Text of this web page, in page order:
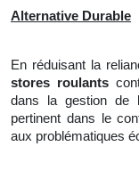
Alternative Durable
En réduisant la
stores roulants
dans la gestion de
pertinent dans le
aux problématiques